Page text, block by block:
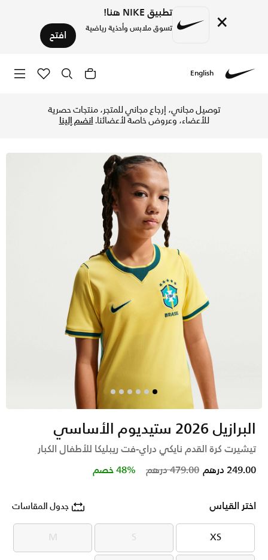
× تطبيق NIKE هنا!
تسوق ملابس وأحذية رياضية افتح
English
توصيل مجاني، إرجاع مجاني للمتجر، منتجات حصرية
للأعضاء، وعروض خاصة لأعضائنا.انضم إلينا
البرازيل 2026 ستيديوم الأساسي
تيشيرت كرة القدم نايكي دراي-فت ريبليكا للأطفال الكبار
Price reduced from
479.00 درهم to 249.00 درهم 48% خصم
اختر القياس جدول المقاسات
XS
XS
S
S
M
M